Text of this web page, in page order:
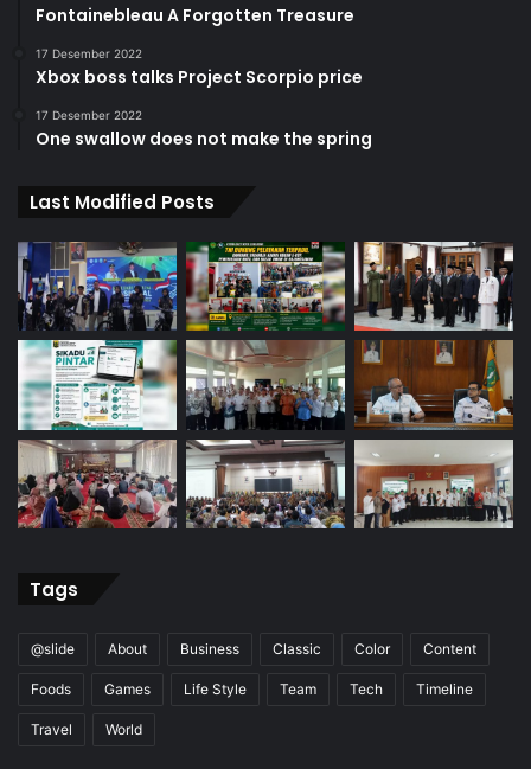
Fontainebleau A Forgotten Treasure
17 Desember 2022
Xbox boss talks Project Scorpio price
17 Desember 2022
One swallow does not make the spring
Last Modified Posts
Tags
@slide About Business Classic Color Content
Foods Games Life Style Team Tech Timeline
Travel World